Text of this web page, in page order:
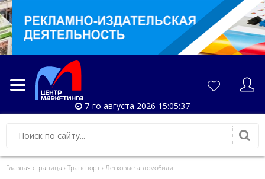
7-го августа 2026 15:05:37
Главная страница › Транспорт › Легковые автомобили